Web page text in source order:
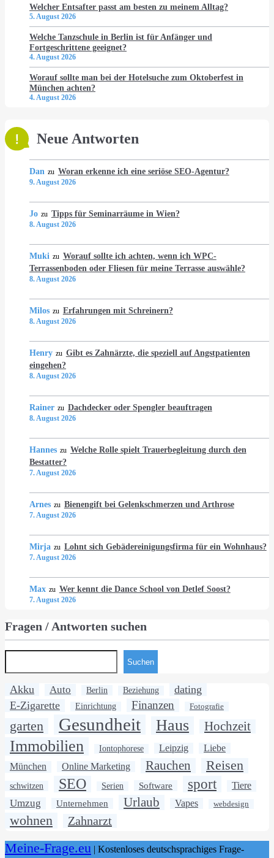
Welcher Entsafter passt am besten zu meinem Alltag?
5. August 2026
Welche Tanzschule in Berlin ist für Anfänger und
Fortgeschrittene geeignet?
4. August 2026
Worauf sollte man bei der Hotelsuche zum Oktoberfest in
München achten?
4. August 2026
Neue Antworten
Dan zu Woran erkenne ich eine seriöse SEO-Agentur?
9. August 2026
Jo zu Tipps für Seminarräume in Wien?
8. August 2026
Muki zu Worauf sollte ich achten, wenn ich WPC-
Terrassenboden oder Fliesen für meine Terrasse auswähle?
8. August 2026
Milos zu Erfahrungen mit Schreinern?
8. August 2026
Henry zu Gibt es Zahnärzte, die speziell auf Angstpatienten
eingehen?
8. August 2026
Rainer zu Dachdecker oder Spengler beauftragen
8. August 2026
Hannes zu Welche Rolle spielt Trauerbegleitung durch den
Bestatter?
7. August 2026
Arnes zu Bienengift bei Gelenkschmerzen und Arthrose
7. August 2026
Mirja zu Lohnt sich Gebädereinigungsfirma für ein Wohnhaus?
7. August 2026
Max zu Wer kennt die Dance School von Detlef Soost?
7. August 2026
Fragen / Antworten suchen
Suchen
Akku Auto Berlin Beziehung
dating
E-Zigarette
Einrichtung Finanzen Fotografie
garten Gesundheit Haus Hochzeit
Immobilien Iontophorese Leipzig Liebe
München Online Marketing Rauchen Reisen
schwitzen SEO Serien Software sport Tiere
Umzug Unternehmen Urlaub Vapes webdesign
wohnen Zahnarzt
Meine-Frage.eu | Kostenloses deutschsprachiges Frage-